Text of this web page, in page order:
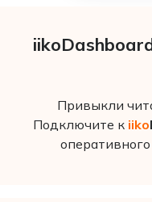
Привыкли
Подключите к iiko